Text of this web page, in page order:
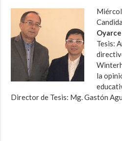
Oyarce
Tesis:
la
Director de Tesis: Mg. Gastón